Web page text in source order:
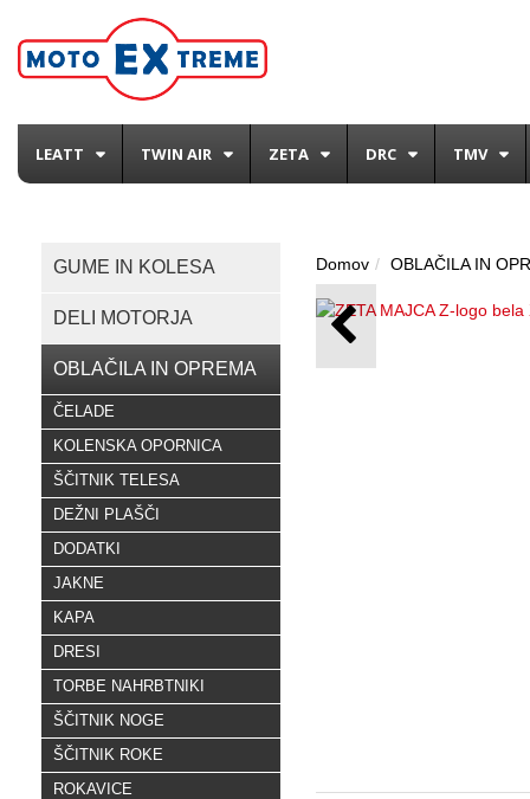
LEATT TWIN AIR ZETA DRC TMV
GUME IN KOLESA
DELI MOTORJA
OBLAČILA IN OPREMA
ČELADE
KOLENSKA OPORNICA
ŠČITNIK TELESA
DEŽNI PLAŠČI
DODATKI
JAKNE
KAPA
DRESI
TORBE NAHRBTNIKI
ŠČITNIK NOGE
ŠČITNIK ROKE
ROKAVICE
Domov OBLAČILA IN